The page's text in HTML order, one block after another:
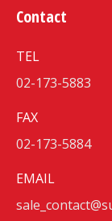
Contact
TEL
02-173-5883
FAX
02-173-5884
EMAIL